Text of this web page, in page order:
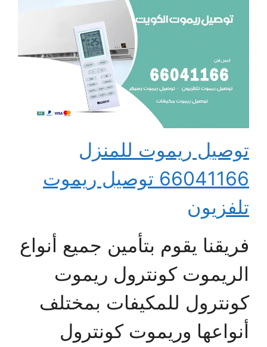
توصيل ريموت للمنزل
66041166 توصيل ريموت
تلفزيون
فريقنا يقوم بتأمين جميع أنواع
الريموت كونترول ريموت
كونترول للمكيفات بمختلف
أنواعها وريموت كونترول